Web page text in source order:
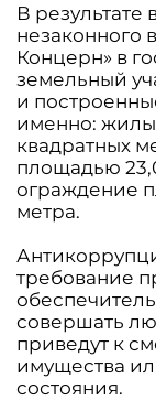
В результате
незаконного
Концерн» в
земельный
и
именно:
квадратных
площадью
ограждение
метра.
требование
совершать
приведут к
имущества
состояния.